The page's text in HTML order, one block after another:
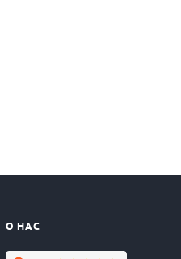
О НАС